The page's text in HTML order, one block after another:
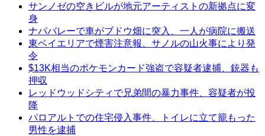
サンノゼの空きビルが地元アーティストの新拠点に変
身
ナパバレーで車がブドウ畑に突入、一人が病院に搬送
東ベイエリアで煙害注意報、サノルの山火事により発
令
$13K相当のポケモンカード強盗で容疑者逮捕、銃器も
押収
レッドウッドシティで兄弟間の暴力事件、容疑者が投
降
パロアルトでの住宅侵入事件、トイレに立て籠もった
男性を逮捕